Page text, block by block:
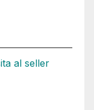
al seller